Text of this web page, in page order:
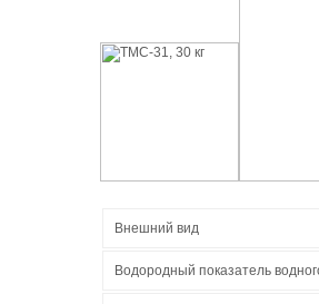
Внешний вид
Водородный показатель